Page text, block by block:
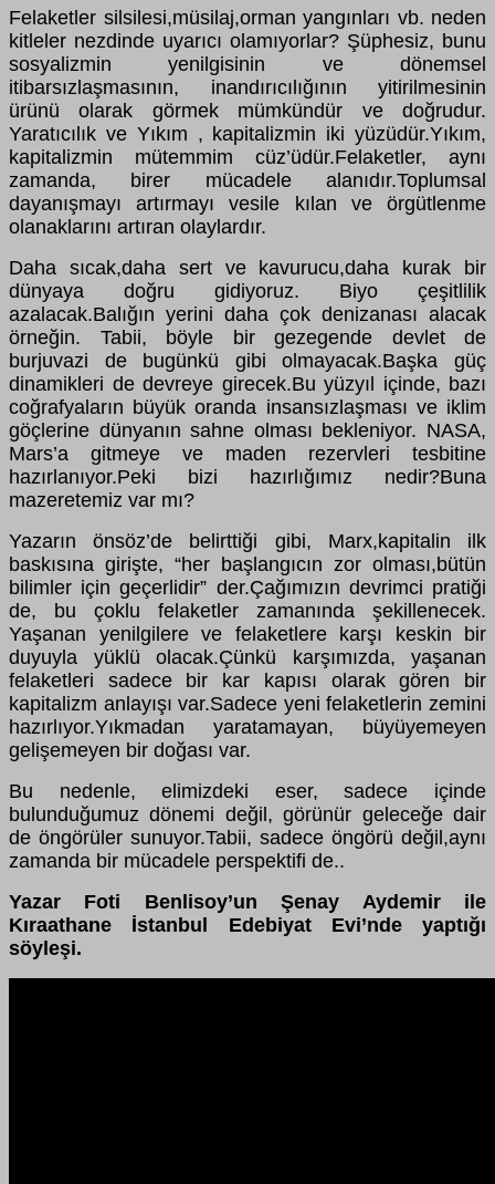
Felaketler silsilesi,müsilaj,orman yangınları vb. neden
kitleler nezdinde uyarıcı olamıyorlar? Şüphesiz, bunu
sosyalizmin yenilgisinin ve dönemsel
itibarsızlaşmasının, inandırıcılığının yitirilmesinin
ürünü olarak görmek mümkündür ve doğrudur.
Yaratıcılık ve Yıkım , kapitalizmin iki yüzüdür.Yıkım,
kapitalizmin mütemmim cüz’üdür.Felaketler, aynı
zamanda, birer mücadele alanıdır.Toplumsal
dayanışmayı artırmayı vesile kılan ve örgütlenme
olanaklarını artıran olaylardır.
Daha sıcak,daha sert ve kavurucu,daha kurak bir
dünyaya doğru gidiyoruz. Biyo çeşitlilik
azalacak.Balığın yerini daha çok denizanası alacak
örneğin. Tabii, böyle bir gezegende devlet de
burjuvazi de bugünkü gibi olmayacak.Başka güç
dinamikleri de devreye girecek.Bu yüzyıl içinde, bazı
coğrafyaların büyük oranda insansızlaşması ve iklim
göçlerine dünyanın sahne olması bekleniyor. NASA,
Mars’a gitmeye ve maden rezervleri tesbitine
hazırlanıyor.Peki bizi hazırlığımız nedir?Buna
mazeretemiz var mı?
Yazarın önsöz’de belirttiği gibi, Marx,kapitalin ilk
baskısına girişte, “her başlangıcın zor olması,bütün
bilimler için geçerlidir” der.Çağımızın devrimci pratiği
de, bu çoklu felaketler zamanında şekillenecek.
Yaşanan yenilgilere ve felaketlere karşı keskin bir
duyuyla yüklü olacak.Çünkü karşımızda, yaşanan
felaketleri sadece bir kar kapısı olarak gören bir
kapitalizm anlayışı var.Sadece yeni felaketlerin zemini
hazırlıyor.Yıkmadan yaratamayan, büyüyemeyen
gelişemeyen bir doğası var.
Bu nedenle, elimizdeki eser, sadece içinde
bulunduğumuz dönemi değil, görünür geleceğe dair
de öngörüler sunuyor.Tabii, sadece öngörü değil,aynı
zamanda bir mücadele perspektifi de..
Yazar Foti Benlisoy’un Şenay Aydemir ile
Kıraathane İstanbul Edebiyat Evi’nde yaptığı
söyleşi.